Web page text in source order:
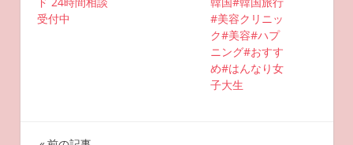
受付中
#美容クリニッ
ク#美容#ハプ
ニング#おすす
め#はんなり女
子大生